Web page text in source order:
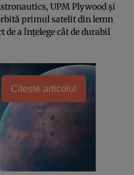
UPM Plywood și
primul satelit din lemn
a înțelege cât de durabil
Citește articolul